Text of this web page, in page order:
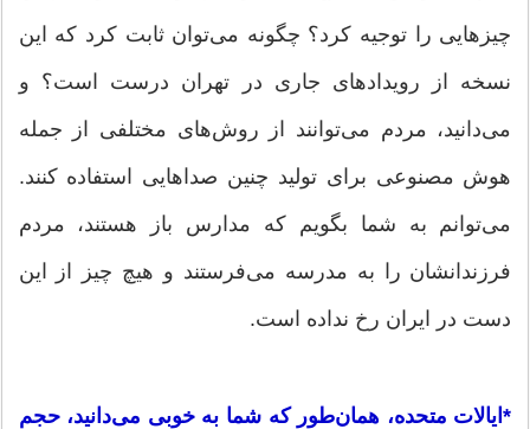
چیزهایی را توجیه کرد؟ چگونه می‌توان ثابت کرد که این
نسخه از رویدادهای جاری در تهران درست است؟ و
می‌دانید، مردم می‌توانند از روش‌های مختلفی از جمله
هوش مصنوعی برای تولید چنین صداهایی استفاده کنند.
می‌توانم به شما بگویم که مدارس باز هستند، مردم
فرزندانشان را به مدرسه می‌فرستند و هیچ چیز از این
دست در ایران رخ نداده است.
*ایالات متحده، همان‌طور که شما به‌ خوبی می‌دانید، حجم